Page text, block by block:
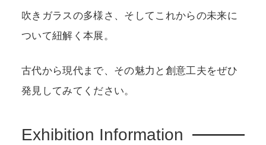
吹きガラスの多様さ、そしてこれからの未来に
ついて紐解く本展。
古代から現代まで、その魅力と創意工夫をぜひ
発見してみてください。
Exhibition Information